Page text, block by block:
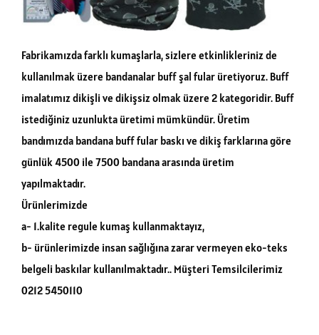
Fabrikamızda farklı kumaşlarla, sizlere etkinlikleriniz de
kullanılmak üzere bandanalar buff şal fular üretiyoruz. Buff
imalatımız dikişli ve dikişsiz olmak üzere 2 kategoridir. Buff
istediğiniz uzunlukta üretimi mümkündür. Üretim
bandımızda bandana buff fular baskı ve dikiş farklarına göre
günlük 4500 ile 7500 bandana arasında üretim
yapılmaktadır.
Ürünlerimizde
a- 1.kalite regule kumaş kullanmaktayız,
b- ürünlerimizde insan sağlığına zarar vermeyen eko-teks
belgeli baskılar kullanılmaktadır.. Müşteri Temsilcilerimiz
0212 5450110